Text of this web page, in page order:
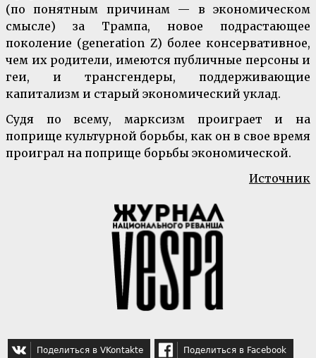
(по понятным причинам — в экономическом
смысле) за Трампа, новое подрастающее
поколение (generation Z) более консервативное,
чем их родители, имеются публичные персоны и
геи, и трансгендеры, поддерживающие
капитализм и старый экономический уклад.
Судя по всему, марксизм проиграет и на
поприще культурной борьбы, как он в свое время
проиграл на поприще борьбы экономической.
Источник
Поделиться в VKontakte Поделиться в Facebook